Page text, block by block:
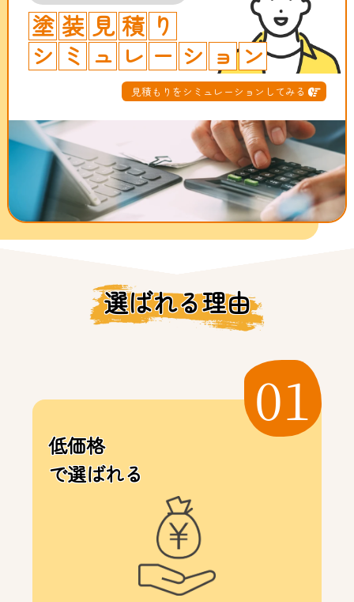
塗 装 見 積 り
シ ミ ュ レ ー シ ョ ン
見積もりをシミュレーションしてみる
選ばれる理由
低価格
で選ばれる
01